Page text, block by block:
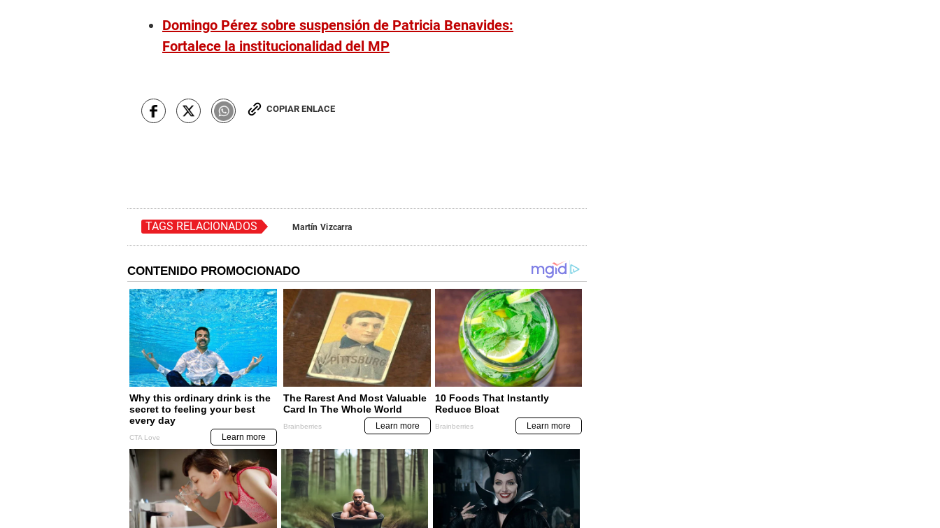
Domingo Pérez sobre suspensión de Patricia Benavides:
Fortalece la institucionalidad del MP
COPIAR ENLACE
TAGS RELACIONADOS Martín Vizcarra